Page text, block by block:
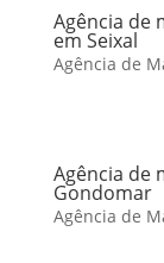
Agência de
em Seixal
Agência de
Agência de
Gondomar
Agência de